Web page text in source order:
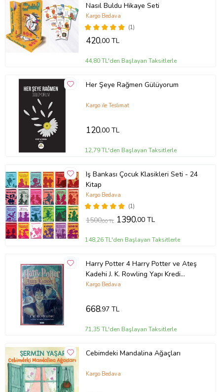
Nasıl Buldu Hikaye Seti
(1)
Kargo Bedava
420,00 TL
44,80 TL'den Başlayan Taksitlerle
Her Şeye Rağmen Gülüyorum
Kargo ile Teslimat
120,00 TL
12,79 TL'den Başlayan Taksitlerle
Iş Bankası Çocuk Klasikleri Seti - 24
Kitap
(1)
Kargo Bedava
1500,00 TL 1390,00 TL
148,26 TL'den Başlayan Taksitlerle
Harry Potter 4 Harry Potter ve Ateş
Kadehi J. K. Rowling Yapı Kredi
Yayınları
Kargo Bedava
668,97 TL
71,35 TL'den Başlayan Taksitlerle
Cebimdeki Mandalina Ağaçları
Kargo Bedava